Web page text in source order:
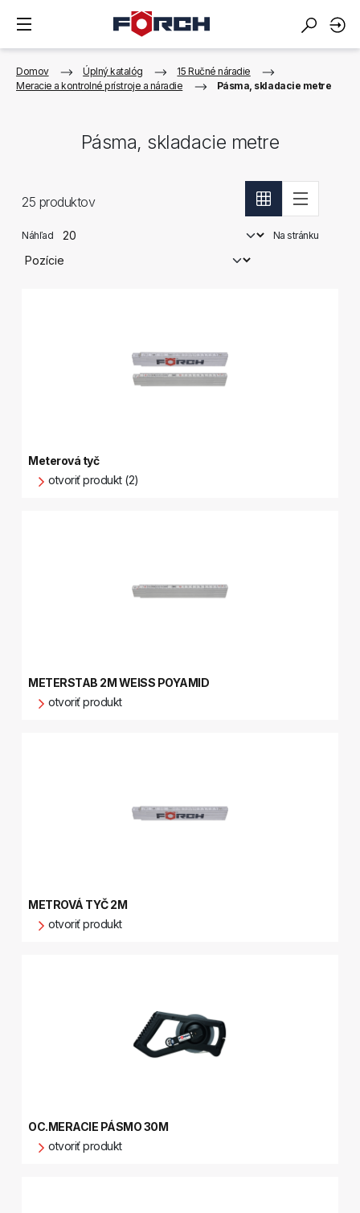
Domov Úplný katalóg
15 Ručné náradie
Meracie a kontrolné prístroje a náradie
Pásma, skladacie metre
Pásma, skladacie metre
25 produktov
Náhľad Na stránku
Meterová tyč
otvoriť produkt (2)
METERSTAB 2M WEISS POYAMID
otvoriť produkt
METROVÁ TYČ 2M
otvoriť produkt
OC.MERACIE PÁSMO 30M
otvoriť produkt